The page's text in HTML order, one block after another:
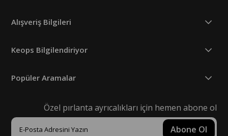
Alışveriş Bilgileri
Keops Bilgilendiriyor
Popüler Aramalar
Özel pırlanta ayrıcalıkları için hemen abone ol
Abone Ol